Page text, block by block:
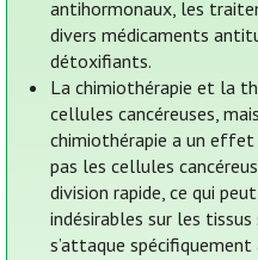
antihormonaux, les
divers médicaments
détoxifiants.
La chimiothérapie et la
cellules cancéreuses,
chimiothérapie a un
pas les cellules
division rapide, ce qui
indésirables sur les
s’attaque